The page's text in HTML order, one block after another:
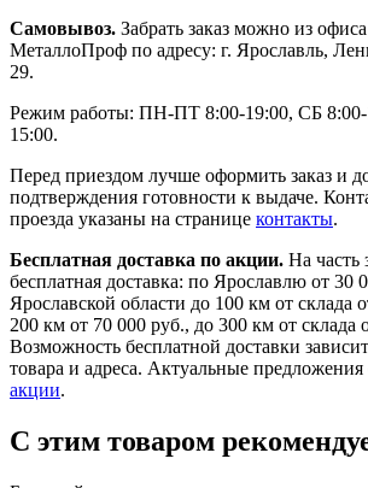
Самовывоз. Забрать заказ можно из
МеталлоПроф по адресу: г. Ярославль,
29.
Режим работы: ПН-ПТ 8:00-19:00, СБ
15:00.
Перед приездом лучше оформить заказ и
подтверждения готовности к выдаче.
проезда указаны на странице контакты.
Бесплатная доставка по акции. На часть
бесплатная доставка: по Ярославлю от 30
Ярославской области до 100 км от склада
200 км от 70 000 руб., до 300 км от склада
Возможность бесплатной доставки
товара и адреса. Актуальные предложения
акции.
С этим товаром